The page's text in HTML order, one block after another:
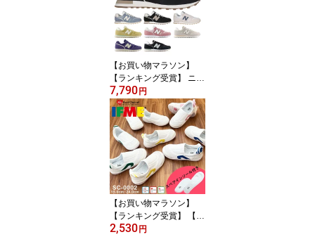
【お買い物マラソン】
【ランキング受賞】 ニュ
ーバランス スニーカー
メンズ レディース W373
WL373 new balance WI
DTH:B レトロ 細身幅
7,790 円
【お買い物マラソン】
【ランキング受賞】 【全
国送料無料】 子ども 靴
2,530 円